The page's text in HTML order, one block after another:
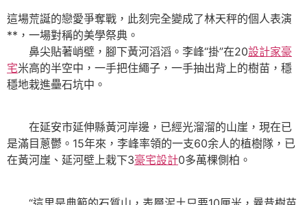
這場荒誕的戀愛爭奪戰，此刻完全變成了林天秤的個人表演
**，一場對稱的美學祭典。
鼻尖貼著峭壁，腳下黃河滔滔。李峰“掛”在20設計家豪
宅米高的半空中，一手把住繩子，一手抽出背上的樹苗，穩
穩地栽進壘石坑中。
在延安市延伸縣黃河岸邊，已經光溜溜的山崖，現在已
是滿目蔥鬱。15年來，李峰率領的一支60余人的植樹隊，已
在黃河崖、延河壁上栽下3豪宅設計0多萬棵側柏。